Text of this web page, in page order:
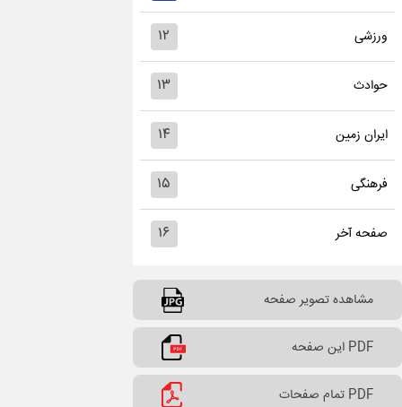
ورزشی ۱۲
حوادث ۱۳
ایران زمین ۱۴
فرهنگی ۱۵
صفحه آخر ۱۶
مشاهده تصویر صفحه
PDF این صفحه
PDF تمام صفحات